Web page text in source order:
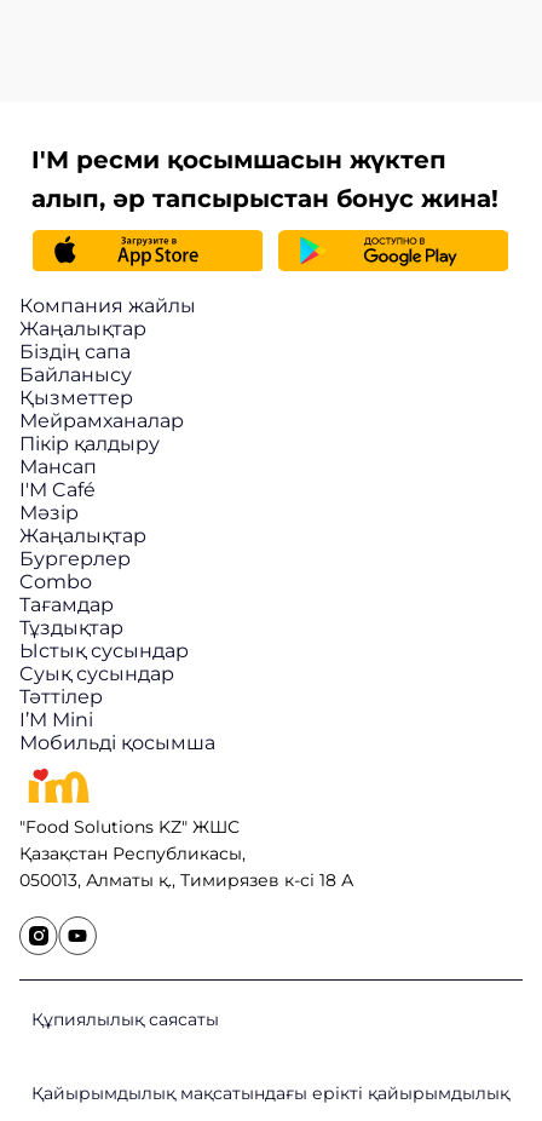
I'M ресми қосымшасын жүктеп
алып, әр тапсырыстан бонус жина!
Компания жайлы
Жаңалықтар
Біздің сапа
Байланысу
Қызметтер
Мейрамханалар
Пікір қалдыру
Мансап
I'M Café
Мәзір
Жаңалықтар
Бургерлер
Combo
Тағамдар
Тұздықтар
Ыстық сусындар
Cуық сусындар
Тәттілер
I’M Mini
Мобильді қосымша
"Food Solutions KZ" ЖШС
Қазақстан Республикасы,
050013, Алматы қ., Тимирязев к-сі 18 А
Құпиялылық саясаты
Қайырымдылық мақсатындағы ерікті қайырымдылық